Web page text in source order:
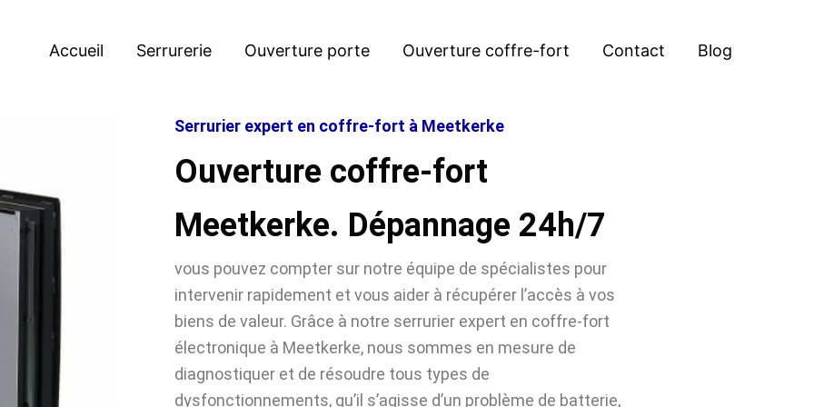
Accueil Serrurerie Ouverture porte Ouverture coffre-fort Contact Blog
Serrurier expert en coffre-fort à Meetkerke
Ouverture coffre-fort
Meetkerke. Dépannage 24h/7
vous pouvez compter sur notre équipe de spécialistes pour
intervenir rapidement et vous aider à récupérer l’accès à vos
biens de valeur. Grâce à notre serrurier expert en coffre-fort
électronique à Meetkerke, nous sommes en mesure de
diagnostiquer et de résoudre tous types de
dysfonctionnements, qu’il s’agisse d’un problème de batterie,